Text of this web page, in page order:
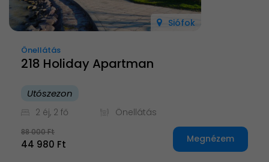
Siófok
Önellátás
218 Holiday Apartman
Utószezon
2 éj, 2 fő Önellátás
88 000 Ft
44 980 Ft Megnézem